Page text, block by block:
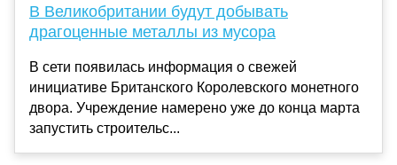
В Великобритании будут добывать
драгоценные металлы из мусора
В сети появилась информация о свежей
инициативе Британского Королевского монетного
двора. Учреждение намерено уже до конца марта
запустить строительс...